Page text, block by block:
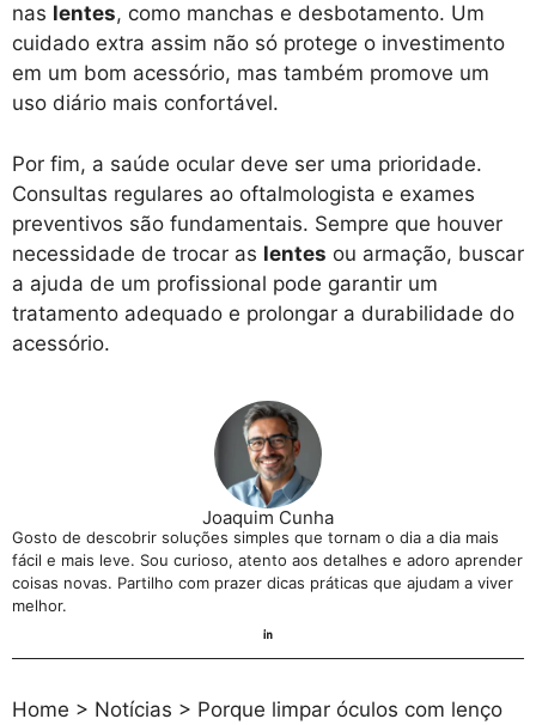
nas lentes, como manchas e desbotamento. Um
cuidado extra assim não só protege o investimento
em um bom acessório, mas também promove um
uso diário mais confortável.
Por fim, a saúde ocular deve ser uma prioridade.
Consultas regulares ao oftalmologista e exames
preventivos são fundamentais. Sempre que houver
necessidade de trocar as lentes ou armação, buscar
a ajuda de um profissional pode garantir um
tratamento adequado e prolongar a durabilidade do
acessório.
Joaquim Cunha
Gosto de descobrir soluções simples que tornam o dia a dia mais
fácil e mais leve. Sou curioso, atento aos detalhes e adoro aprender
coisas novas. Partilho com prazer dicas práticas que ajudam a viver
melhor.
Home > Notícias > Porque limpar óculos com lenço